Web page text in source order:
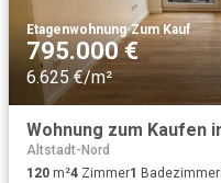
Etagenwohnung·Zum Kauf
795.000 €
6.625 €/m²
Altstadt-Nord
120 m²4 Zimmer1 Badezimmer